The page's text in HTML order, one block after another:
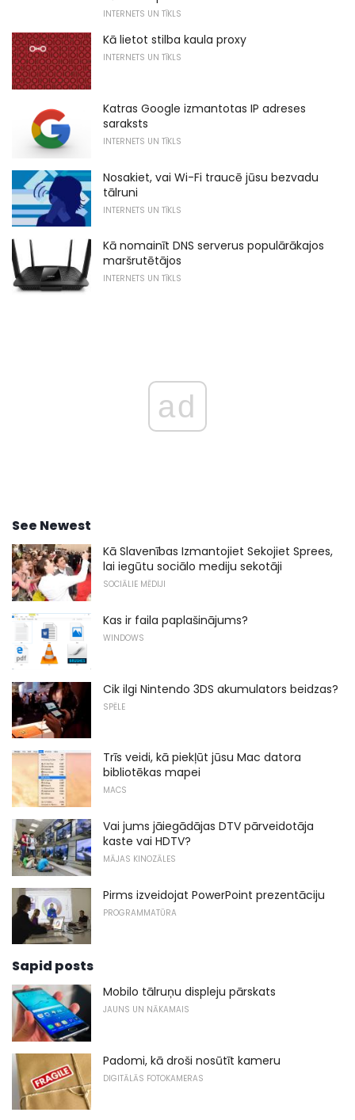
INTERNETS UN TĪKLS
Kā lietot stilba kaula proxy
INTERNETS UN TĪKLS
Katras Google izmantotas IP adreses
saraksts
INTERNETS UN TĪKLS
Nosakiet, vai Wi-Fi traucē jūsu bezvadu
tālruni
INTERNETS UN TĪKLS
Kā nomainīt DNS serverus populārākajos
maršrutētājos
INTERNETS UN TĪKLS
ad
See Newest
Kā Slavenības Izmantojiet Sekojiet Sprees,
lai iegūtu sociālo mediju sekotāji
SOCIĀLIE MĒDIJI
Kas ir faila paplašinājums?
WINDOWS
Cik ilgi Nintendo 3DS akumulators beidzas?
SPĒLE
Trīs veidi, kā piekļūt jūsu Mac datora
bibliotēkas mapei
MACS
Vai jums jāiegādājas DTV pārveidotāja
kaste vai HDTV?
MĀJAS KINOZĀLES
Pirms izveidojat PowerPoint prezentāciju
PROGRAMMATŪRA
Sapid posts
Mobilo tālruņu displeju pārskats
JAUNS UN NĀKAMAIS
Padomi, kā droši nosūtīt kameru
DIGITĀLĀS FOTOKAMERAS